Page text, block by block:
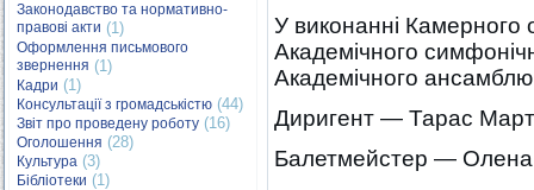
Законодавство та нормативно-
правові акти (1)
Оформлення письмового
звернення (1)
Кадри (1)
Консультації з громадськістю (44)
Звіт про проведену роботу (16)
Оголошення (28)
Культура (3)
Бібліотеки (1)
У виконанні Камерного
Академічного
Академічного ансамблю
Диригент — Тарас
Балетмейстер —